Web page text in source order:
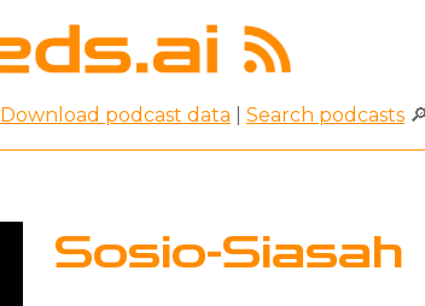
Download podcast data Search podcasts 🔎
Sosio-Siasah